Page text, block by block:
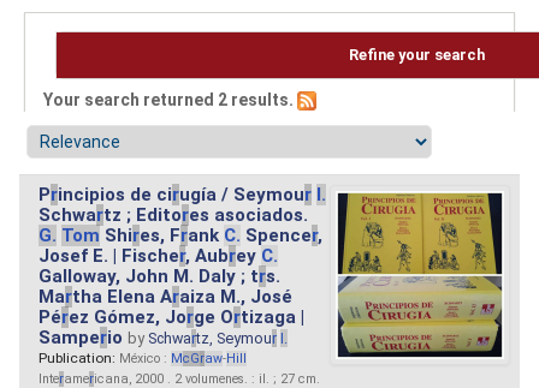
Refine your search
Your search returned 2 results.
Principios de cirugía / Seymour I.
Schwartz ; Editores asociados.
G. Tom Shires, Frank C. Spencer,
Josef E. | Fischer, Aubrey C.
Galloway, John M. Daly ; trs.
Martha Elena Araiza M., José
Pérez Gómez, Jorge Ortizaga |
Samperio by Schwartz, Seymour I.
Publication: México : McGraw-Hill
Interamericana, 2000 . 2 volumenes. : il. ; 27 cm.